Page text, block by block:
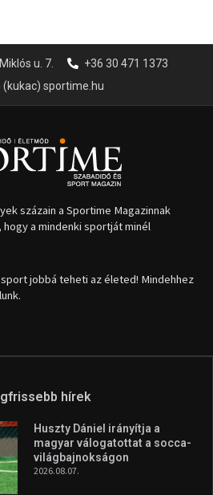
u. 7.
+36 30 471 1373
százain a Sportime Magazinnak
a mindenki sportját minél